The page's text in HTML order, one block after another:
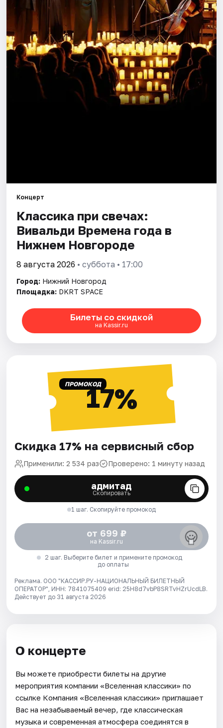
Города
Площадки
Артисты
Рейтинги
Концерт
Классика при свечах:
Вивальди Времена года в
Нижнем Новгороде
8 августа 2026 • суббота • 17:00
Город: Нижний Новгород
Площадка: DKRT SPACE
Билеты со скидкой
на Kassir.ru
ПРОМОКОД17%
Скидка 17% на сервисный сбор
Применили: 2 534 раз Проверено: 1 минуту назад
адмитад
Скопировать
1 шаг. Скопируйте промокод
от 699 ₽
на Kassir.ru
2 шаг. Выберите билет и примените промокод
до оплаты
Реклама. ООО "КАССИР.РУ-НАЦИОНАЛЬНЫЙ БИЛЕТНЫЙ
ОПЕРАТОР", ИНН: 7841075409 erid: 25H8d7vbP8SRTvHZrUcdLB.
Действует до 31 августа 2026
О концерте
Вы можете приобрести билеты на другие
мероприятия компании «Вселенная классики» по
ссылке Компания «Вселенная классики» приглашает
Вас на незабываемый вечер, где классическая
музыка и современная атмосфера соединятся в